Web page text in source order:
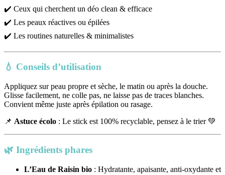
✔️ Ceux qui cherchent un déo clean & efficace
✔️ Les peaux réactives ou épilées
✔️ Les routines naturelles & minimalistes
💧 Conseils d’utilisation
Appliquez sur peau propre et sèche, le matin ou après la douche.
Glisse facilement, ne colle pas, ne laisse pas de traces blanches.
Convient même juste après épilation ou rasage.
📌 Astuce écolo : Le stick est 100% recyclable, pensez à le trier 💚
🌿 Ingrédients phares
L’Eau de Raisin bio : Hydratante, apaisante, anti-oxydante et